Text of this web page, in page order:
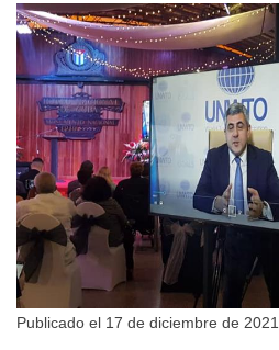
Publicado el 17 de diciembre de 2021